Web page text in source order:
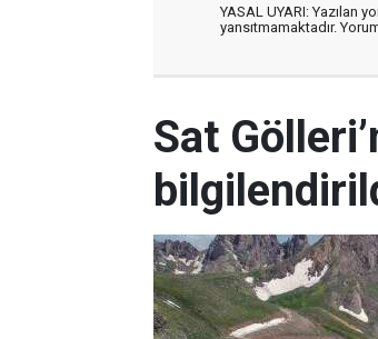
YASAL UYARI: Yazılan
yansıtmamaktadır.
Sat